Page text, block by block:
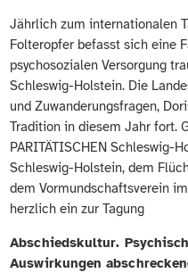
Jährlich zum internationalen
Folteropfer befasst sich eine
psychosozialen Versorgung
Schleswig-Holstein. Die
und Zuwanderungsfragen,
Tradition in diesem Jahr fort.
PARITÄTISCHEN Schleswig-
Schleswig-Holstein, dem
dem Vormundschaftsverein
herzlich ein zur Tagung
Abschiedskultur.
Auswirkungen